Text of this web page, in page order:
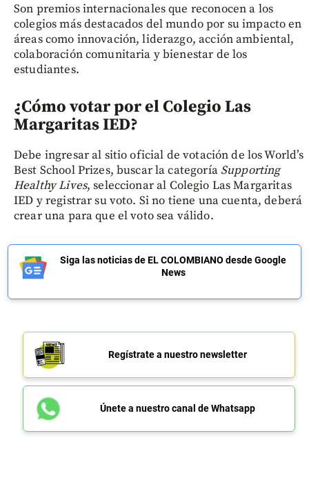
Son premios internacionales que reconocen a los
colegios más destacados del mundo por su impacto en
áreas como innovación, liderazgo, acción ambiental,
colaboración comunitaria y bienestar de los
estudiantes.
¿Cómo votar por el Colegio Las
Margaritas IED?
Debe ingresar al sitio oficial de votación de los World’s
Best School Prizes, buscar la categoría Supporting
Healthy Lives, seleccionar al Colegio Las Margaritas
IED y registrar su voto. Si no tiene una cuenta, deberá
crear una para que el voto sea válido.
Siga las noticias de EL COLOMBIANO desde Google
News
Regístrate a nuestro newsletter
Únete a nuestro canal de Whatsapp